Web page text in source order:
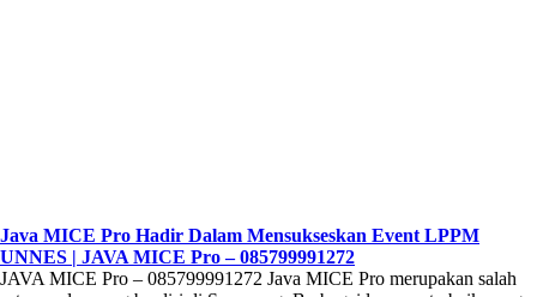
Java MICE Pro Hadir Dalam Mensukseskan Event LPPM
UNNES | JAVA MICE Pro – 085799991272
JAVA MICE Pro – 085799991272 Java MICE Pro merupakan salah